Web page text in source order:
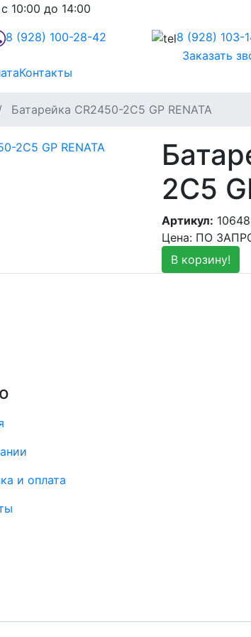
10:00 до 14:00
8 (928) 100-28-42 8 (928) 103-
Заказать
Контакты
Батарейка CR2450-2C5 GP RENATA
2C5
Артикул: 10648
Цена: ПО
В корзину!
и оплата